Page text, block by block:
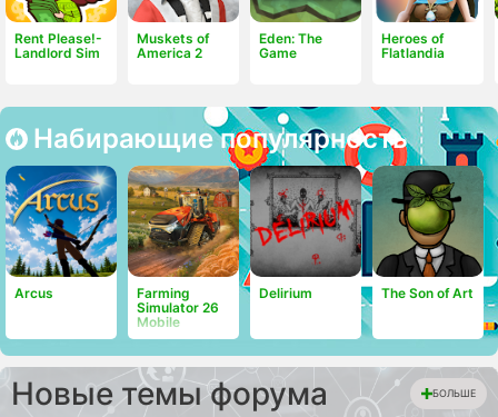
Rent Please!-
Landlord Sim
Muskets of
America 2
Eden: The
Game
Heroes of
Flatlandia
Набирающие популярность
Arcus
Farming
Simulator 26
Mobile
Delirium The Son of Art
Новые темы форума БОЛЬШЕ